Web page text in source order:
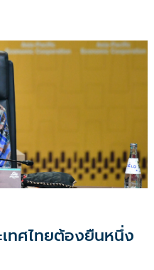
ทศไทยต้องยืนหนึ่ง